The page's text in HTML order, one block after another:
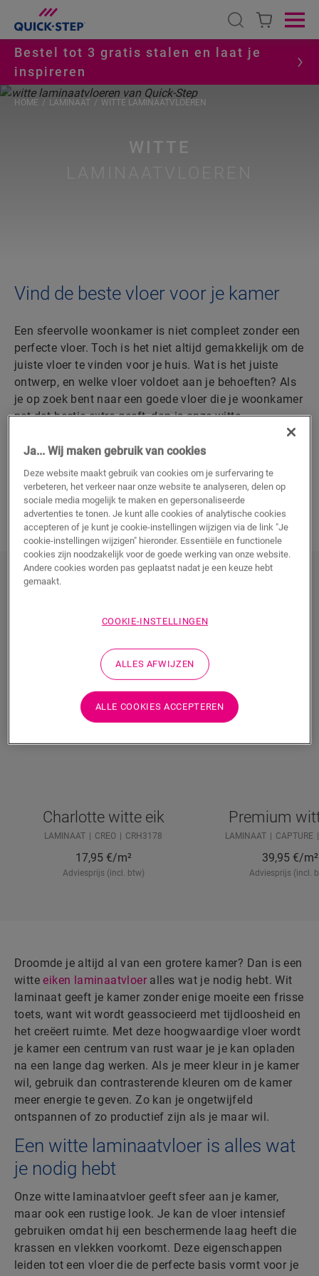
Open search
Bestel tot 3 gratis stalen en laat je
inspireren
WITTE
HOME LAMINAAT WITTE LAMINAATVLOEREN
Vind de beste vloer voor je kamer
Een sfeervolle woonkamer is niet compleet zonder een
perfecte vloer. Toch is het niet altijd gemakkelijk om de
juiste vloer te vinden voor je huis. Wat is het juiste
ontwerp, en welke vloer voldoet aan je behoeften? Als
je op zoek bent naar een goede vloer die je woonkamer
net dat beetje extra geeft, dan is onze witte
volledige aanbod en kies de vloer die jij het mooist
vindt.
ONTDEK ONZE WITTE LAMINAATVLOEREN
Ontdek onze witte laminaatvloeren
Charlotte witte eik
LAMINAAT CREO CRH3178
17,95 €/m²
Adviesprijs (incl. btw)
Premium
LAMINAAT CAPTURE
39,95 €/m²
Adviesprijs (incl.
Droomde je altijd al van een grotere kamer? Dan is een
witteeiken laminaatvloer alles wat je nodig hebt. Wit
laminaat geeft je kamer zonder enige moeite een frisse
toets, want wit wordt geassocieerd met tijdloosheid en
het creëert ruimte. Met deze hoogwaardige vloer wordt
je kamer een centrum van rust waar je je kan opladen
na een lange dag werken. Als je meer kleur in je kamer
wil, gebruik dan contrasterende kleuren om de kamer
meer energie te geven. Zo kan je ongetwijfeld
ontspannen of zo productief zijn als je maar wil.
Een witte laminaatvloer is alles wat
je nodig hebt
Onze witte laminaatvloer geeft sfeer aan je kamer,
maar ook een rustige look. Je kan de vloer intensief
gebruiken omdat hij een beschermende laag heeft die
krassen en vlekken voorkomt. Deze eigenschappen
leiden tot een vloer die de perfecte basis vormt voor je
Ja... Wij maken gebruik van cookies
Deze website maakt gebruik van cookies om je surfervaring te
verbeteren, het verkeer naar onze website te analyseren, delen op
sociale media mogelijk te maken en gepersonaliseerde
advertenties te tonen. Je kunt alle cookies of analytische cookies
accepteren of je kunt je cookie-instellingen wijzigen via de link "Je
cookie-instellingen wijzigen" hieronder. Essentiële en functionele
cookies zijn noodzakelijk voor de goede werking van onze website.
Andere cookies worden pas geplaatst nadat je een keuze hebt
gemaakt.
COOKIE-INSTELLINGEN
ALLES AFWIJZEN
ALLE COOKIES ACCEPTEREN